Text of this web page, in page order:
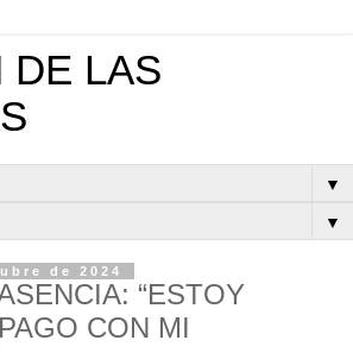
DE LAS
▼
▼
de 2024
“ESTOY
CON MI